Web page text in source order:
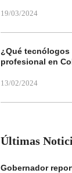
19/03/2024
¿Qué
profesional en
13/02/2024
Últimas
Gobernador